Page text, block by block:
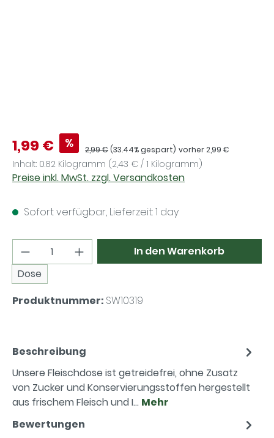
Verkaufspreis:
1,99 € % Regulärer Preis:
2,99 €(33.44% gespart) vorher 2,99 €
Inhalt: 0.82 Kilogramm (2,43 € / 1 Kilogramm)
Preise inkl. MwSt. zzgl. Versandkosten
Sofort verfügbar, Lieferzeit: 1 day
Produkt Anzahl: Gib den gewünschten
Dose
In den Warenkorb
Produktnummer: SW10319
Beschreibung
Unsere Fleischdose ist getreidefrei, ohne Zusatz
von Zucker und Konservierungsstoffen hergestellt
aus frischem Fleisch und I… Mehr
Bewertungen